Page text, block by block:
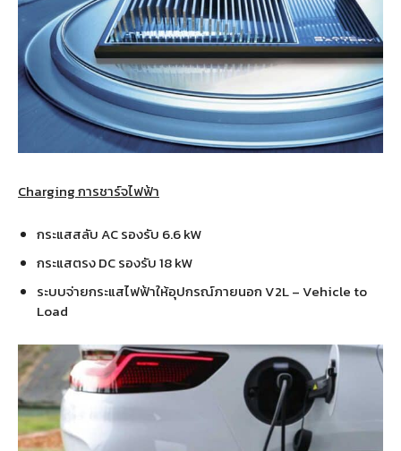
Charging การชาร์จไฟฟ้า
กระแสสลับ AC รองรับ 6.6 kW
กระแสตรง DC รองรับ 18 kW
ระบบจ่ายกระแสไฟฟ้าให้อุปกรณ์ภายนอก V2L – Vehicle to
Load